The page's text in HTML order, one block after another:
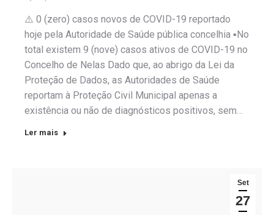
⚠️ 0 (zero) casos novos de COVID-19 reportado
hoje pela Autoridade de Saúde pública concelhia ▪️No
total existem 9 (nove) casos ativos de COVID-19 no
Concelho de Nelas Dado que, ao abrigo da Lei da
Proteção de Dados, as Autoridades de Saúde
reportam à Proteção Civil Municipal apenas a
existência ou não de diagnósticos positivos, sem…
Ler mais
Set
27